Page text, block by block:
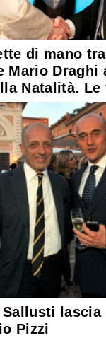
di mano
Mario Draghi
Natalità. Le
Sallusti lascia
Pizzi